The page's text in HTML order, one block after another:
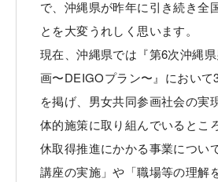
で、沖縄県が昨年に引き続き全
とを大変うれしく思います。
現在、沖縄県では『第6次沖縄
画〜DEIGOプラン〜』におい
を掲げ、男女共同参画社会の実
体的施策に取り組んでいるとこ
休取得推進にかかる事業につい
講座の実施」や「職場等の理解